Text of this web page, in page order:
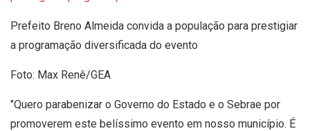
Prefeito Breno Almeida convida a população para prestigiar
a programação diversificada do evento
Foto: Max Renê/GEA
"Quero parabenizar o Governo do Estado e o Sebrae por
promoverem este belíssimo evento em nosso município. É